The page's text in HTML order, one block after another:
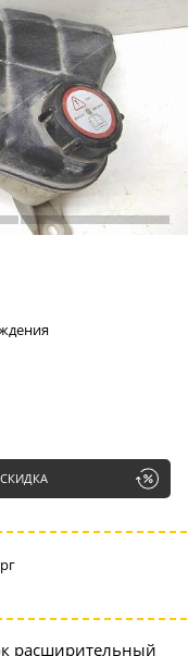
СКИДКА
расширительный